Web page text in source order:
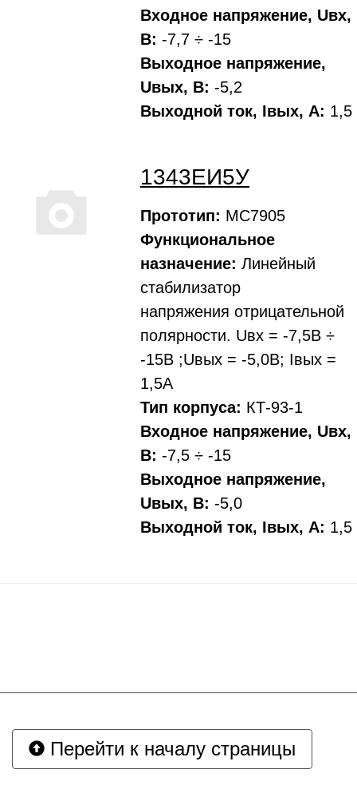
Входное напряжение, Uвх,
В: -7,7 ÷ -15
Выходное напряжение,
Uвых, В: -5,2
Выходной ток, Iвых, A: 1,5
1343ЕИ5У
Прототип: MC7905
Функциональное
назначение: Линейный
стабилизатор
напряжения отрицательной
полярности. Uвх = -7,5В ÷
-15В ;Uвых = -5,0В; Iвых =
1,5А
Тип корпуса: КТ-93-1
Входное напряжение, Uвх,
В: -7,5 ÷ -15
Выходное напряжение,
Uвых, В: -5,0
Выходной ток, Iвых, A: 1,5
Перейти к началу страницы